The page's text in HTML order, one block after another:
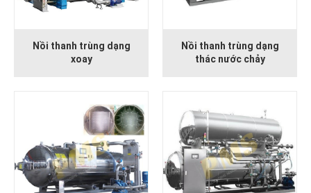
Nồi thanh trùng dạng
xoay
Nồi thanh trùng dạng
thác nước chảy